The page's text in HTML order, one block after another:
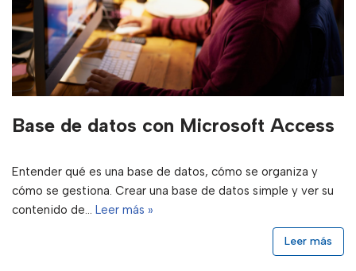
Base de datos con Microsoft Access
Entender qué es una base de datos, cómo se organiza y
cómo se gestiona. Crear una base de datos simple y ver su
contenido de… Leer más »
Leer más